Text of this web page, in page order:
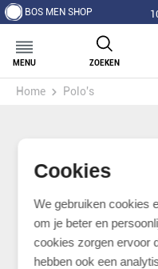
Cookies
We gebruiken cookies
om je beter en
cookies zorgen ervoor
hebben ook een
BOS MEN SHOP
MENU ZOEKEN
Home Polo's